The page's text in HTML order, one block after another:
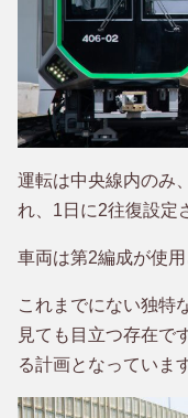
運転は中央線内のみ
れ、1日に2往復設定
車両は第2編成が使用
これまでにない独特
見ても目立つ存在で
る計画となっていま